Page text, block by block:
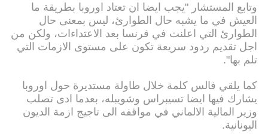
وتابع المستشار "يجب ايضا ان تعتاد اوروبا بطريقة ما
العيش في ما يشبه حال الطوارئ، ليس بمعنى حال
الطوارئ التي اعلنت في فرنسا بعد الاعتداءات، ولكن من
اجل تقديم ردود سريعة تكون على مستوى الازمات التي
تلم بها".
كما يلقي فالس كلمة خلال طاولة مستديرة حول اوروبا
يشارك فيها ايضا تسيبراس وشويبله، بعدما ادى تصلب
وزير المالية الالماني في مواقفه الى تاجيج ازمة الديون
اليونانية.